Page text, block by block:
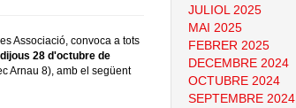
Associació, convoca a tots
dijous 28 d'octubre de
Arnau 8), amb el següent
JULIOL 2025
MAI 2025
FEBRER 2025
DECEMBRE 2024
OCTUBRE 2024
SEPTEMBRE 2024